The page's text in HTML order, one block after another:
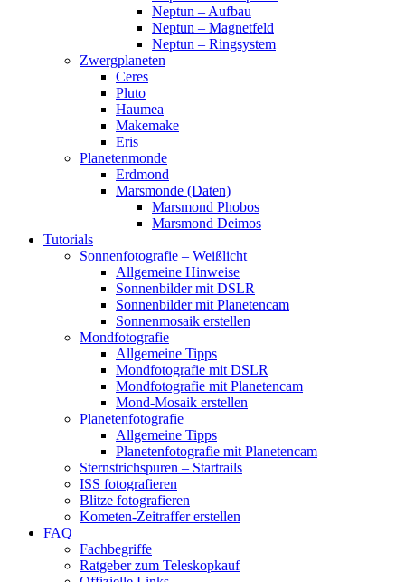
Neptun – Aufbau
Neptun – Magnetfeld
Neptun – Ringsystem
Zwergplaneten
Ceres
Pluto
Haumea
Makemake
Eris
Planetenmonde
Erdmond
Marsmonde (Daten)
Marsmond Phobos
Marsmond Deimos
Tutorials
Sonnenfotografie – Weißlicht
Allgemeine Hinweise
Sonnenbilder mit DSLR
Sonnenbilder mit Planetencam
Sonnenmosaik erstellen
Mondfotografie
Allgemeine Tipps
Mondfotografie mit DSLR
Mondfotografie mit Planetencam
Mond-Mosaik erstellen
Planetenfotografie
Allgemeine Tipps
Planetenfotografie mit Planetencam
Sternstrichspuren – Startrails
ISS fotografieren
Blitze fotografieren
Kometen-Zeitraffer erstellen
FAQ
Fachbegriffe
Ratgeber zum Teleskopkauf